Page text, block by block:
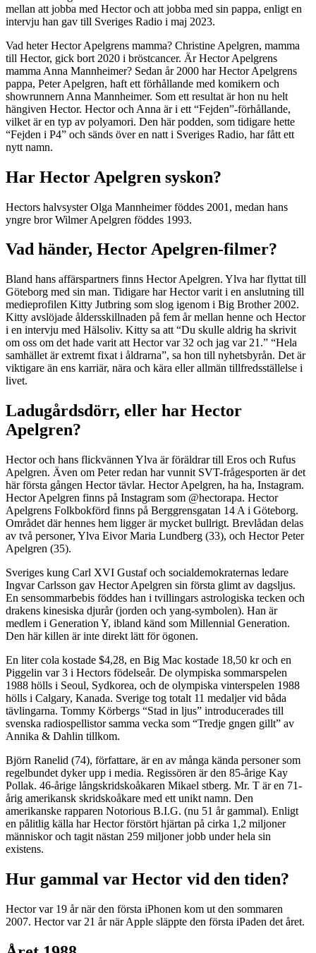
mellan att jobba med Hector och att jobba med sin pappa, enligt en
intervju han gav till Sveriges Radio i maj 2023.
Vad heter Hector Apelgrens mamma? Christine Apelgren, mamma
till Hector, gick bort 2020 i bröstcancer. Är Hector Apelgrens
mamma Anna Mannheimer? Sedan år 2000 har Hector Apelgrens
pappa, Peter Apelgren, haft ett förhållande med komikern och
showrunnern Anna Mannheimer. Som ett resultat är hon nu helt
hängiven Hector. Hector och Anna är i ett “Fejden”-förhållande,
vilket är en typ av polyamori. Den här podden, som tidigare hette
“Fejden i P4” och sänds över en natt i Sveriges Radio, har fått ett
nytt namn.
Har Hector Apelgren syskon?
Hectors halvsyster Olga Mannheimer föddes 2001, medan hans
yngre bror Wilmer Apelgren föddes 1993.
Vad händer, Hector Apelgren-filmer?
Bland hans affärspartners finns Hector Apelgren. Ylva har flyttat till
Göteborg med sin man. Tidigare har Hector varit i en anslutning till
medieprofilen Kitty Jutbring som slog igenom i Big Brother 2002.
Kitty avslöjade åldersskillnaden på fem år mellan henne och Hector
i en intervju med Hälsoliv. Kitty sa att “Du skulle aldrig ha skrivit
om oss om det hade varit att Hector var 32 och jag var 21.” “Hela
samhället är extremt fixat i åldrarna”, sa hon till nyhetsbyrån. Det är
viktigare än ens karriär, nära och kära eller allmän tillfredsställelse i
livet.
Ladugårdsdörr, eller har Hector
Apelgren?
Hector och hans flickvännen Ylva är föräldrar till Eros och Rufus
Apelgren. Även om Peter redan har vunnit SVT-frågesporten är det
här första gången Hector tävlar. Hector Apelgren, ha ha, Instagram.
Hector Apelgren finns på Instagram som @hectorapa. Hector
Apelgrens Folkbokförd finns på Berggrensgatan 14 A i Göteborg.
Området där hennes hem ligger är mycket bullrigt. Brevlådan delas
av två personer, Ylva Eivor Maria Lundberg (33), och Hector Peter
Apelgren (35).
Sveriges kung Carl XVI Gustaf och socialdemokraternas ledare
Ingvar Carlsson gav Hector Apelgren sin första glimt av dagsljus.
En sensommarbebis föddes han i tvillingars astrologiska tecken och
drakens kinesiska djurår (jorden och yang-symbolen). Han är
medlem i Generation Y, ibland känd som Millennial Generation.
Den här killen är inte direkt lätt för ögonen.
En liter cola kostade $4,28, en Big Mac kostade 18,50 kr och en
Piggelin var 3 i Hectors födelseår. De olympiska sommarspelen
1988 hölls i Seoul, Sydkorea, och de olympiska vinterspelen 1988
hölls i Calgary, Kanada. Sverige tog totalt 11 medaljer vid båda
tävlingarna. Tommy Körbergs “Stad in ljus” introducerades till
svenska radiospellistor samma vecka som “Tredje gngen gillt” av
Annika & Dahlin tillkom.
Björn Ranelid (74), författare, är en av många kända personer som
regelbundet dyker upp i media. Regissören är den 85-årige Kay
Pollak. 46-årige långskridskoåkaren Mikael stberg. Mr. T är en 71-
årig amerikansk skridskoåkare med ett unikt namn. Den
amerikanske rapparen Notorious B.I.G. (nu 51 år gammal). Enligt
en pålitlig källa har Hector förstört hjärtan på cirka 1,2 miljoner
människor och tagit nästan 259 miljoner jobb under hela sin
existens.
Hur gammal var Hector vid den tiden?
Hector var 19 år när den första iPhonen kom ut den sommaren
2007. Hector var 21 år när Apple släppte den första iPaden det året.